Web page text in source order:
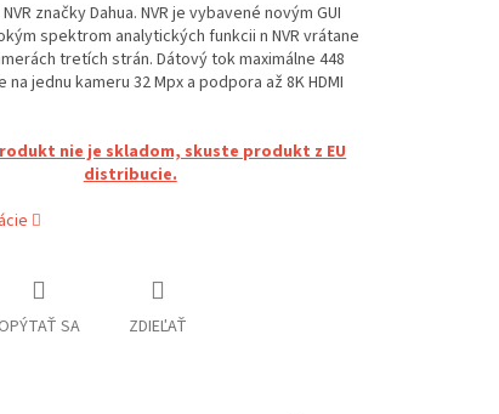
značky Dahua. NVR je vybavené novým GUI
spektrom analytických funkcii n NVR vrátane
tretích strán. Dátový tok maximálne 448
jednu kameru 32 Mpx a podpora až 8K HDMI
nie je skladom, skuste produkt z EU
distribucie.
OPÝTAŤ SA ZDIEĽAŤ